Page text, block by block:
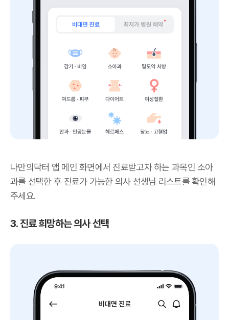
나만의닥터 앱 메인 화면에서 진료받고자 하는 과목인 소아
과를 선택한 후 진료가 가능한 의사 선생님 리스트를 확인해
주세요.
3. 진료 희망하는 의사 선택